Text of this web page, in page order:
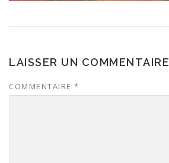
LAISSER UN COMMENTAIRE
COMMENTAIRE *